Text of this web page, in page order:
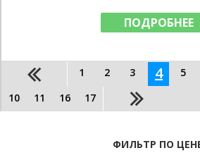
ПОДРОБНЕЕ
1 2 3 4 5
10
11 16 17
ФИЛЬТР ПО